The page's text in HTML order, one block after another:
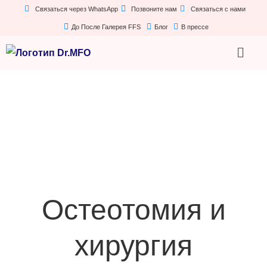
Связаться через WhatsApp Позвоните нам Связаться с нами
До После Галерея FFS Блог В прессе
Остеотомия и
хирургия